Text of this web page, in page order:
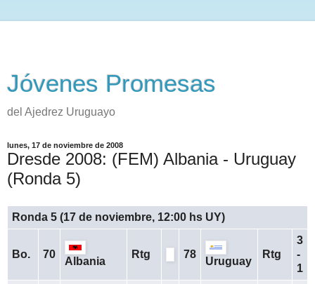
Jóvenes Promesas
del Ajedrez Uruguayo
lunes, 17 de noviembre de 2008
Dresde 2008: (FEM) Albania - Uruguay
(Ronda 5)
Ronda 5 (17 de noviembre, 12:00 hs UY)
Bo. 70
Albania
Rtg 78
Uruguay
Rtg
3
-
1